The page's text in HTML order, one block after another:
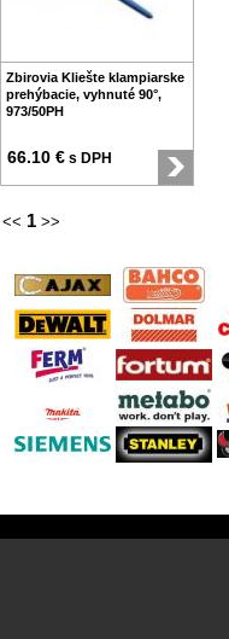
Zbirovia Kliešte klampiarske
prehýbacie, vyhnuté 90°,
973/50PH
66.10 € s DPH
<< 1 >>